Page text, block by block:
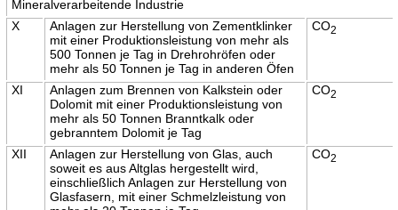
Mineralverarbeitende Industrie
X
Anlagen zur Herstellung von Zementklinker
mit einer Produktionsleistung von mehr als
500 Tonnen je Tag in Drehrohröfen oder
mehr als 50 Tonnen je Tag in anderen Öfen
CO2
XI
Anlagen zum Brennen von Kalkstein oder
Dolomit mit einer Produktionsleistung von
mehr als 50 Tonnen Branntkalk oder
gebranntem Dolomit je Tag
CO2
XII
Anlagen zur Herstellung von Glas, auch
soweit es aus Altglas hergestellt wird,
einschließlich Anlagen zur Herstellung von
Glasfasern, mit einer Schmelzleistung von
CO2